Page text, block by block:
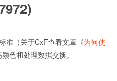
准（关于CxF查看文章《为何使
色和处理数据交换。